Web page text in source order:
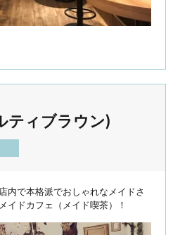
ティブラウン)
内で本格派でおしゃれなメイドさ
イドカフェ（メイド喫茶）！